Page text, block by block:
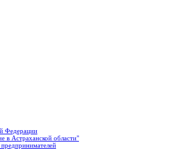
Федерации
в Астраханской области"